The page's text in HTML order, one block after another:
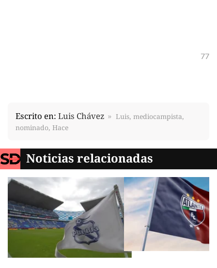
77
Escrito en: Luis Chávez
Luis, mediocampista,
nominado, Hace
Noticias relacionadas